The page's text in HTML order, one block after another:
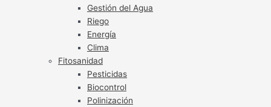
Gestión del Agua
Riego
Energía
Clima
Fitosanidad
Pesticidas
Biocontrol
Polinización